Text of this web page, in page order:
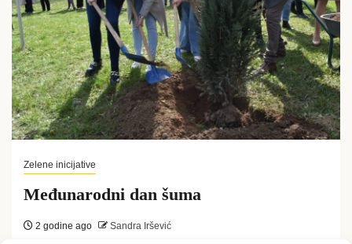
Zelene inicijative
Međunarodni dan šuma
2 godine ago Sandra Iršević